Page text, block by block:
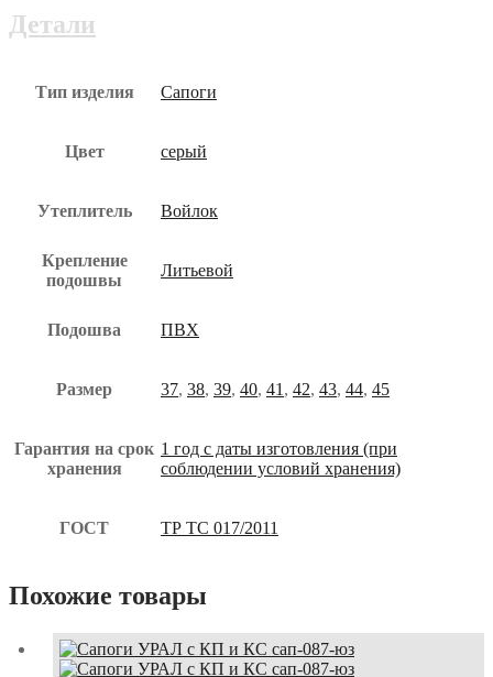
Детали
Тип изделия Сапоги
Цвет серый
Утеплитель Войлок
Крепление
подошвы
Литьевой
Подошва ПВХ
Размер 37, 38, 39, 40, 41 , 42, 43, 44, 45
Гарантия на срок
хранения
1 год с даты изготовления (при
соблюдении условий хранения)
ГОСТ ТР ТС 017/2011
Похожие товары